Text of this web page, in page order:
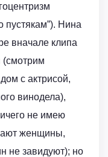
пустякам”). Нина
вначале клипа
(смотрим
с актрисой,
винодела),
не имею
женщины,
не завидуют); но